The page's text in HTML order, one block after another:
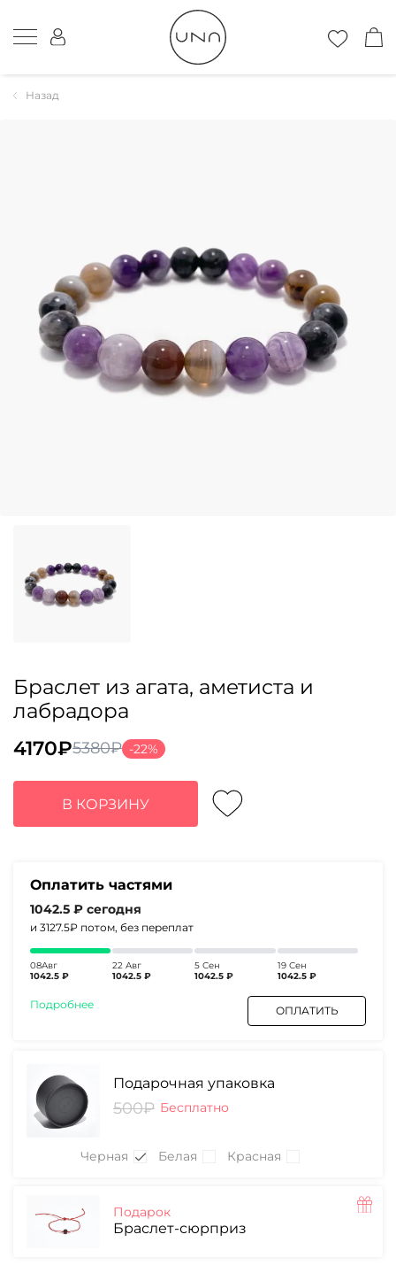
Назад
Браслет из агата, аметиста и
лабрадора
5380₽
Первоначальная
цена
составляла
5380₽.
4170₽
Текущая
цена:
4170₽.
-22%
В КОРЗИНУ
Оплатить частями
1042.5 ₽ сегодня
и 3127.5₽ потом, без переплат
08Авг
1042.5 ₽
22 Авг
1042.5 ₽
5 Сен
1042.5 ₽
19 Сен
1042.5 ₽
Подробнее ОПЛАТИТЬ
Подарочная упаковка
500₽ Бесплатно
Черная Белая Красная
Подарок
Браслет-сюрприз